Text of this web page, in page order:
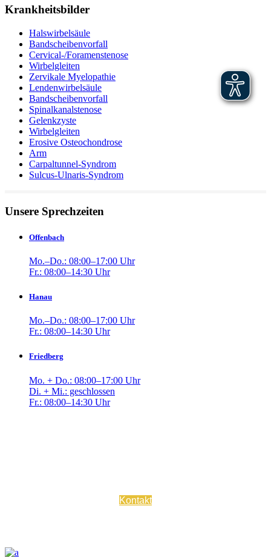
Krankheitsbilder
Halswirbelsäule
Bandscheibenvorfall
Cervical-/Foramenstenose
Wirbelgleiten
Zervikale Myelopathie
Lendenwirbelsäule
Bandscheibenvorfall
Spinalkanalstenose
Gelenkzyste
Wirbelgleiten
Erosive Osteochondrose
Arm
Carpaltunnel-Syndrom
Sulcus-Ulnaris-Syndrom
Unsere Sprechzeiten
Offenbach
Mo.–Do.: 08:00–17:00 Uhr
Fr.: 08:00–14:30 Uhr
Hanau
Mo.–Do.: 08:00–17:00 Uhr
Fr.: 08:00–14:30 Uhr
Friedberg
Mo. + Do.: 08:00–17:00 Uhr
Di. + Mi.: geschlossen
Fr.: 08:00–14:30 Uhr
Kontakt